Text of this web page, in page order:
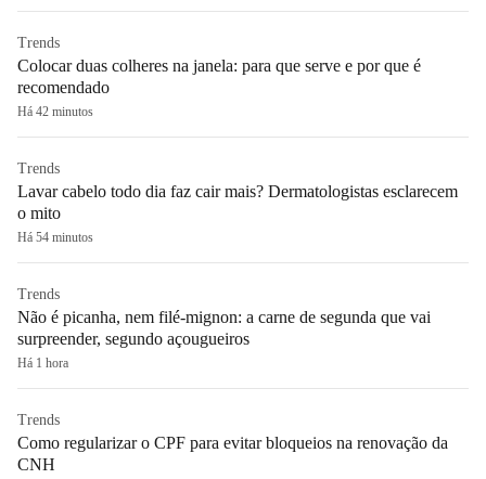
Trends
Colocar duas colheres na janela: para que serve e por que é
recomendado
Há 42 minutos
Trends
Lavar cabelo todo dia faz cair mais? Dermatologistas esclarecem
o mito
Há 54 minutos
Trends
Não é picanha, nem filé-mignon: a carne de segunda que vai
surpreender, segundo açougueiros
Há 1 hora
Trends
Como regularizar o CPF para evitar bloqueios na renovação da
CNH